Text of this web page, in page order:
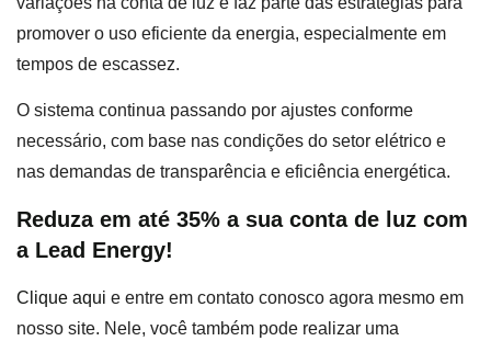
promover o uso eficiente da energia, especialmente em
tempos de escassez.
O sistema continua passando por ajustes conforme
necessário, com base nas condições do setor elétrico e
nas demandas de transparência e eficiência energética.
Reduza em até 35% a sua conta de luz com
a Lead Energy!
Clique aqui e entre em contato conosco agora mesmo em
nosso site. Nele, você também pode realizar uma